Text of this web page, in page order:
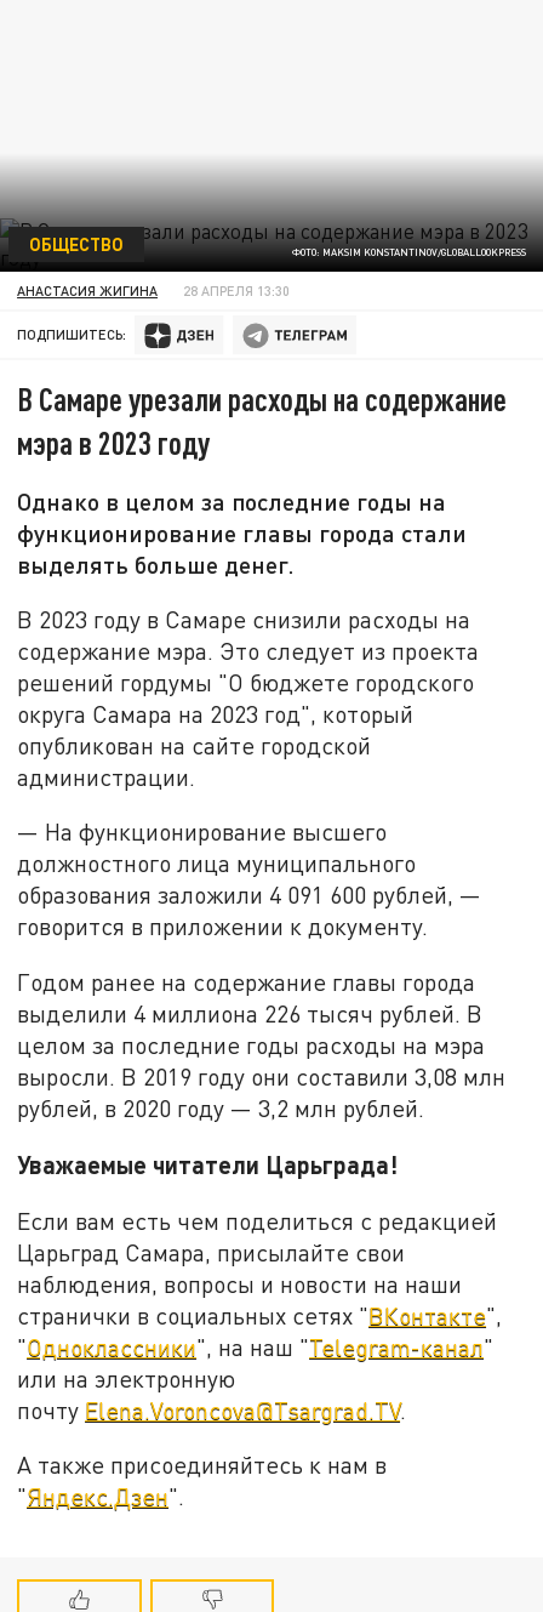
ФОТО: MAKSIM KONSTANTINOV/GLOBALLOOKPRESS
ОБЩЕСТВО
АНАСТАСИЯ ЖИГИНА 28 АПРЕЛЯ 13:30
ПОДПИШИТЕСЬ:
В Самаре урезали расходы на содержание
мэра в 2023 году
Однако в целом за последние годы на
функционирование главы города стали
выделять больше денег.
В 2023 году в Самаре снизили расходы на
содержание мэра. Это следует из проекта
решений гордумы "О бюджете городского
округа Самара на 2023 год", который
опубликован на сайте городской
администрации.
— На функционирование высшего
должностного лица муниципального
образования заложили 4 091 600 рублей, —
говорится в приложении к документу.
Годом ранее на содержание главы города
выделили 4 миллиона 226 тысяч рублей. В
целом за последние годы расходы на мэра
выросли. В 2019 году они составили 3,08 млн
рублей, в 2020 году — 3,2 млн рублей.
Уважаемые читатели Царьграда!
Если вам есть чем поделиться с редакцией
Царьград Самара, присылайте свои
наблюдения, вопросы и новости на наши
странички в социальных сетях "ВКонтакте",
"Одноклассники", на наш "Telegram-канал"
или на электронную
почту Elena.Voroncova@Tsargrad.TV.
А также присоединяйтесь к нам в
"Яндекс.Дзен".